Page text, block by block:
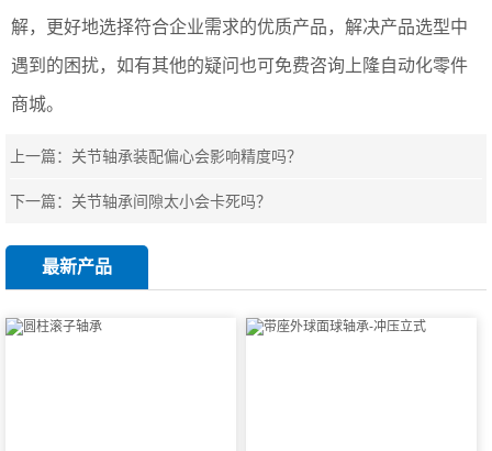
解，更好地选择符合企业需求的优质产品，解决产品选型中
遇到的困扰，如有其他的疑问也可免费咨询上隆自动化零件
商城。
上一篇： 关节轴承装配偏心会影响精度吗？
下一篇： 关节轴承间隙太小会卡死吗？
最新产品